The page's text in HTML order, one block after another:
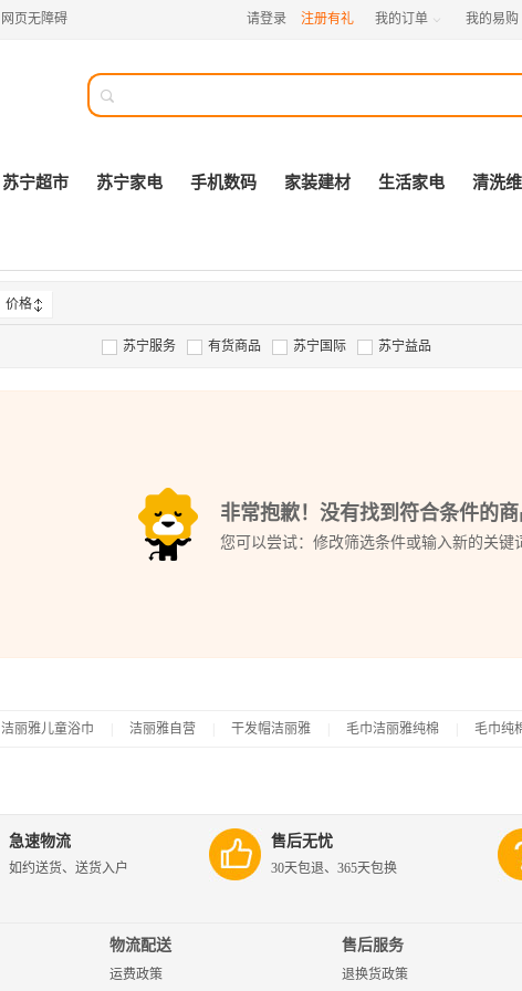
网页无障碍 请登录 注册有礼 我的订单  我的易购

苏宁超市 苏宁家电 手机数码 家装建材 生活家电 清洗
价格
苏宁服务 有货商品 苏宁国际 苏宁益品
非常抱歉！没有找到符合条件的
您可以尝试：修改筛选条件或输入新的关键
洁丽雅儿童浴巾 洁丽雅自营 干发帽洁丽雅 毛巾洁丽雅纯棉 毛巾纯
急速物流
如约送货、送货入户
售后无忧
30天包退、365天包换
物流配送
运费政策
售后服务
退换货政策